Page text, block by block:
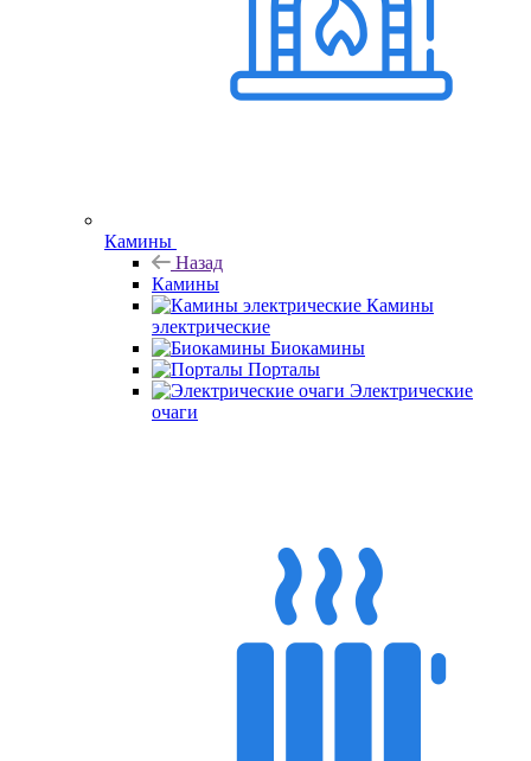
Камины
Назад
Камины
Камины
электрические
Биокамины
Порталы
Электрические
очаги